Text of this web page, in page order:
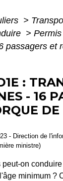
>
>
passagers et
:
- 16
- Direction de
ministre)
on
minimum ?